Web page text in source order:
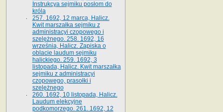
Instrukcya sejmiku posłom do
króla
257. 1692, 12 marca, Halicz.
Kwit marszałka sejmiku z
administracyi czopowego i
szelężnego. 258. 1692, 16
września, Halicz. Zapiska o
oblacie laudum sejmiku
halickiego. 259. 1692, 3
listopada, Halicz. Kwit marszałka
sejmiku z administracyi
czopowego, prasołki i
szelężnego
260. 1692, 10 listopada, Halicz.
Laudum elekcyjne
podkomorzego. 261. 1692, 12